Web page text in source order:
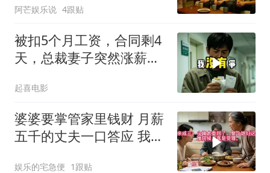
阿芒娱乐说 4跟贴
被扣5个月工资，合同剩4
天，总裁妻子突然涨薪续
起喜电影
婆婆要掌管家里钱财 月薪
五千的丈夫一口答应 我拒
娱乐的宅急便 1跟贴